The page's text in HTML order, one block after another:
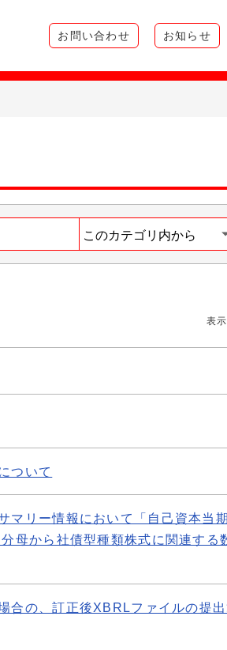
お問い合わせ お知らせ
表
ついて
マリー情報において「自己資本当
母から社債型種類株式に関連する
合の、訂正後XBRLファイルの提